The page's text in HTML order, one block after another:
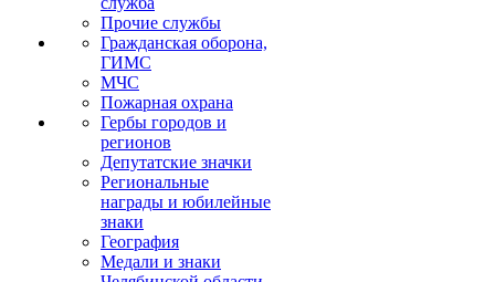
Прочие службы
Гражданская оборона,
ГИМС
МЧС
Пожарная охрана
Гербы городов и
регионов
Депутатские значки
Региональные
награды и юбилейные
знаки
География
Медали и знаки